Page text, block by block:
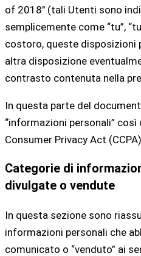
of 2018″ (tali Utenti sono
semplicemente come “tu”,
costoro, queste disposizioni
altra disposizione
contrasto contenuta nella
In questa parte del
“informazioni personali”
Consumer Privacy Act
Categorie di
divulgate o vendute
In questa sezione sono
informazioni personali che
comunicato o “venduto” ai